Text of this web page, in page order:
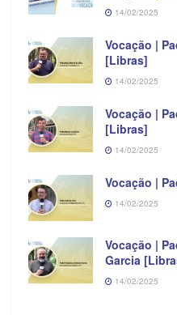
14/02/2025
Vocação |
[Libras]
14/02/2025
Vocação |
[Libras]
14/02/2025
Vocação |
14/02/2025
Vocação |
Garcia
14/02/2025